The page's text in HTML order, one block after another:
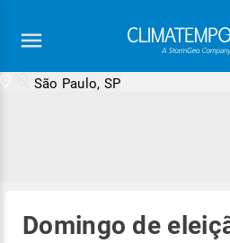
São Paulo, SP
Domingo de